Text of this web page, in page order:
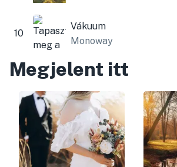
10
Vákuum
Monoway
Megjelent itt